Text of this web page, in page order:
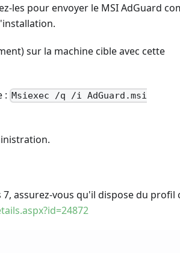
les pour envoyer le MSI AdGuard
sur la machine cible avec cette
: Msiexec /q /i AdGuard.msi
assurez-vous qu'il dispose du profil